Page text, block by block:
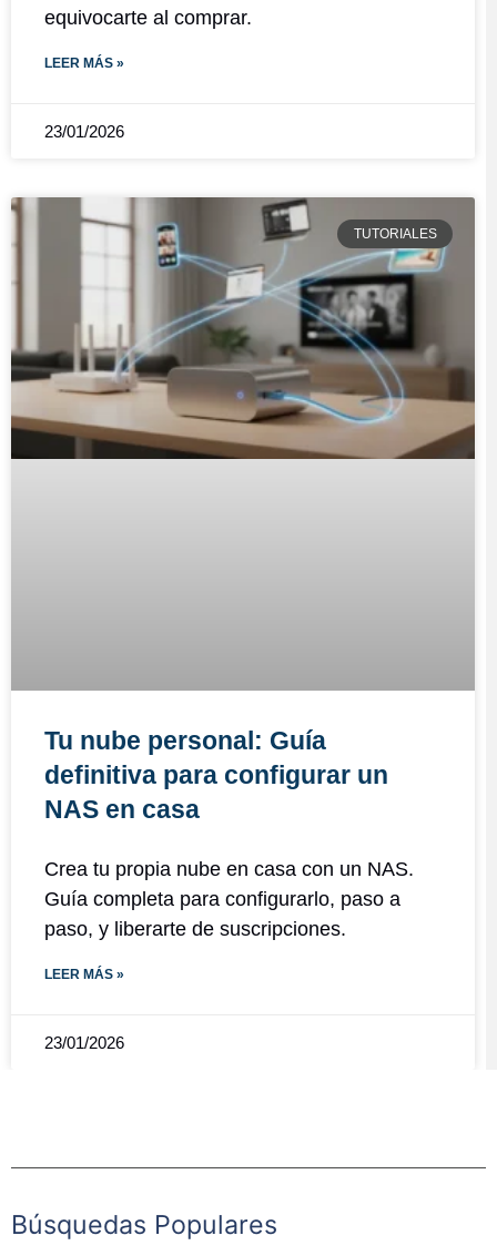
equivocarte al comprar.
LEER MÁS »
23/01/2026
TUTORIALES
Tu nube personal: Guía
definitiva para configurar un
NAS en casa
Crea tu propia nube en casa con un NAS.
Guía completa para configurarlo, paso a
paso, y liberarte de suscripciones.
LEER MÁS »
23/01/2026
Búsquedas Populares